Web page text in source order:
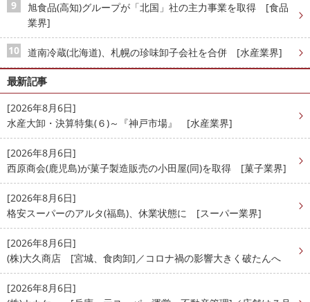
旭食品(高知)グループが「北国」社の主力事業を取得 [食品
業界]
道南冷蔵(北海道)、札幌の珍味卸子会社を合併 [水産業界]
最新記事
[2026年8月6日]
水産大卸・決算特集(６)～『神戸市場』 [水産業界]
[2026年8月6日]
西原商会(鹿児島)が菓子製造販売の小田屋(同)を取得 [菓子業界]
[2026年8月6日]
格安スーパーのアルタ(福島)、休業状態に [スーパー業界]
[2026年8月6日]
(株)大久商店 [宮城、食肉卸]／コロナ禍の影響大きく破たんへ
[2026年8月6日]